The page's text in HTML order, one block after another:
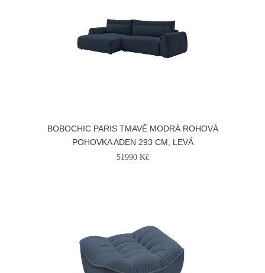
BOBOCHIC PARIS TMAVĚ MODRÁ ROHOVÁ
POHOVKA ADEN 293 CM, LEVÁ
51990 Kč